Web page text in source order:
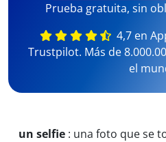
Prueba gratuita, sin
4,7 en
Trustpilot. Más de
el
un selfie : una foto que se